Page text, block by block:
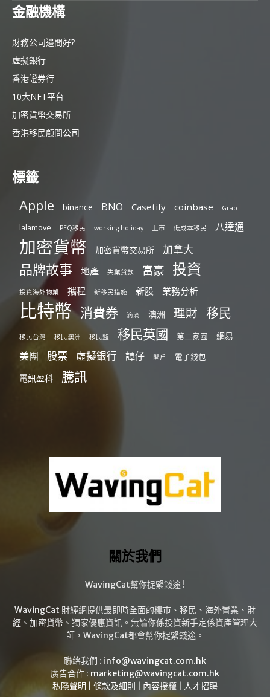
金融機構
財務公司邊間好?
虛擬銀行
香港證券行
10大NFT平台
加密貨幣交易所
香港移民顧問公司
標籤
Apple binance BNO Casetify coinbase Grab
lalamove PEQ移民 working holiday 上市 低成本移民 八達通
加密貨幣 加密貨幣交易所 加拿大
品牌故事 地產 失業貸款 富豪 投資
投資海外物業 攜程 新移民措施 新股 業務分析
比特幣 消費券 滴滴 澳洲 理財 移民
移民台灣 移民澳洲 移民監 移民英國 第二家園 網易
美團 股票 虛擬銀行 譚仔 開戶 電子錢包
電訊盈科 騰訊
關於我們
WavingCat幫你捉緊錢途 !
WavingCat 財經網提供最即時全面的樓市、移民、海外置業、財
經、加密貨幣、獨家優惠資訊。無論你係投資新手定係資產管理大
師，WavingCat都會幫你捉緊錢途。
聯絡我們 : info@wavingcat.com.hk
廣告合作 : marketing@wavingcat.com.hk
私隱聲明
條款及細則 內容授權 人才招聘